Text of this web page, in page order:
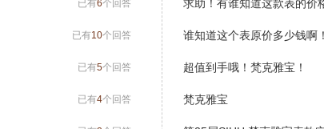
已有6个回答
已有10个回答
已有5个回答
已有4个回答
求助！有谁知道这款表的价
超值到手哦！梵克雅宝！
梵克雅宝